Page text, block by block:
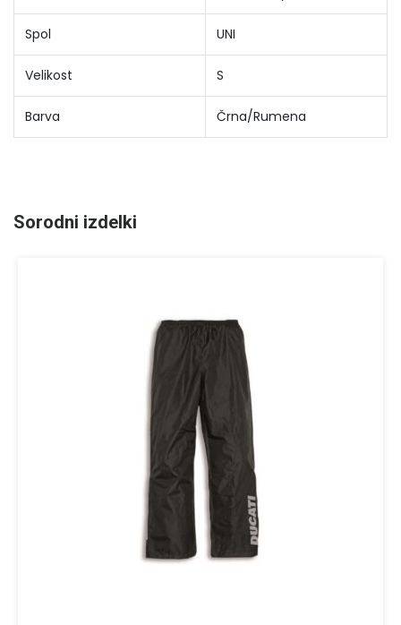
Spol UNI
Velikost S
Barva Črna/Rumena
Sorodni izdelki